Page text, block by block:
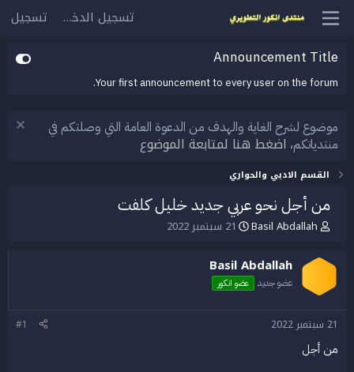
تسجيل الدخول تسجيل
Announcement Title
Your first announcement to every user on the forum.
موضوع لشرح الغاية والهدف من الدعوة العامة التي وصلتكم في
منتدياتكم، اضغط هنا لمتابعة الموضوع
القسم الادبي والحواري
من أجل نحو عربي جديد خليل كلفت
ب
د
ل
و
ض
و
Basil Abdallah
ت
ي
خ
21 سبتمبر 2022
Basil Abdallah
عضو جديد عضو انكور
21 سبتمبر 2022
#1
من أجل